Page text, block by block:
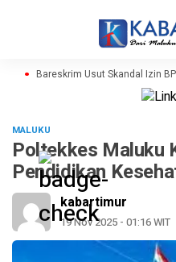
Bareskrim Usut Skandal Izin
MALUKU
Poltekkes Maluku
Pendidikan
kabartimur
19 Nov 2025 - 01:16 WIT